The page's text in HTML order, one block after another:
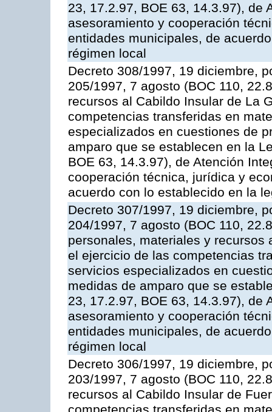
23, 17.2.97, BOE 63, 14.3.97), de
asesoramiento y cooperación
entidades municipales, de
régimen local
Decreto 308/1997, 19 diciembre,
205/1997, 7 agosto (BOC 110,
recursos al Cabildo Insular de La
competencias transferidas en
especializados en cuestiones de
amparo que se establecen en la
BOE 63, 14.3.97), de Atención
cooperación técnica, jurídica y
acuerdo con lo establecido en la
Decreto 307/1997, 19 diciembre,
204/1997, 7 agosto (BOC 110,
personales, materiales y recursos
el ejercicio de las competencias
servicios especializados en
medidas de amparo que se
23, 17.2.97, BOE 63, 14.3.97), de
asesoramiento y cooperación
entidades municipales, de
régimen local
Decreto 306/1997, 19 diciembre,
203/1997, 7 agosto (BOC 110,
recursos al Cabildo Insular de